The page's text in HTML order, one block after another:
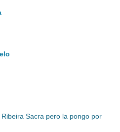
Sacra pero la pongo por